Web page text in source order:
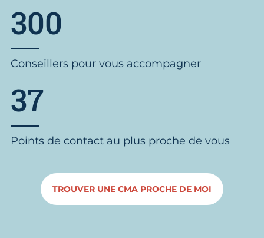
300
Conseillers pour vous accompagner
37
Points de contact au plus proche de vous
TROUVER UNE CMA PROCHE DE MOI